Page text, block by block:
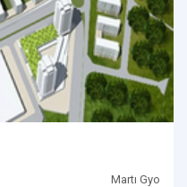
Martı Gyo